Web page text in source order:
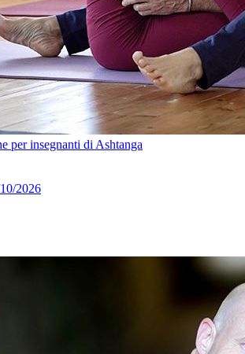
per insegnanti di Ashtanga
2026